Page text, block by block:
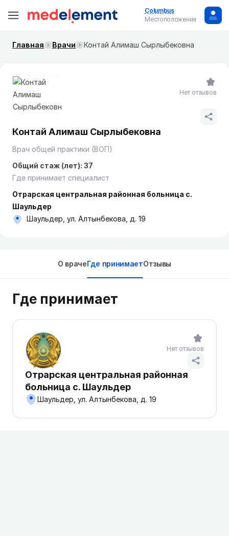
Columbus
Местоположение
Главная Врачи Контай Алимаш Сырлыбековна
Контай Алимаш Сырлыбековна
Врач общей практики (ВОП)
Общий стаж (лет): 37
Где принимает специалист
Отрарская центральная районная больница с.
Шаульдер
Шаульдер, ул. Алтынбекова, д. 19
Нет отзывов
О врачеГде принимаетОтзывы
Где принимает
Отрарская центральная районная
больница с. Шаульдер
Шаульдер, ул. Алтынбекова, д. 19
Нет отзывов